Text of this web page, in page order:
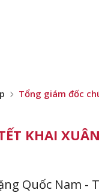
Tổng giám đốc
KHAI
Quốc Nam